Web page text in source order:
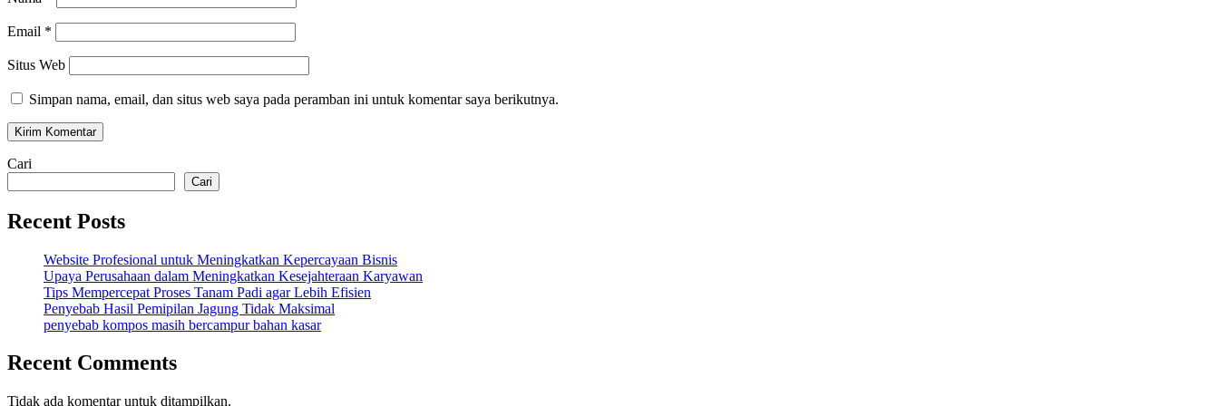
Email *
Situs Web
Simpan nama, email, dan situs web saya pada peramban ini untuk komentar saya berikutnya.
Cari
Cari
Recent Posts
Website Profesional untuk Meningkatkan Kepercayaan Bisnis
Upaya Perusahaan dalam Meningkatkan Kesejahteraan Karyawan
Tips Mempercepat Proses Tanam Padi agar Lebih Efisien
Penyebab Hasil Pemipilan Jagung Tidak Maksimal
penyebab kompos masih bercampur bahan kasar
Recent Comments
Tidak ada komentar untuk ditampilkan.